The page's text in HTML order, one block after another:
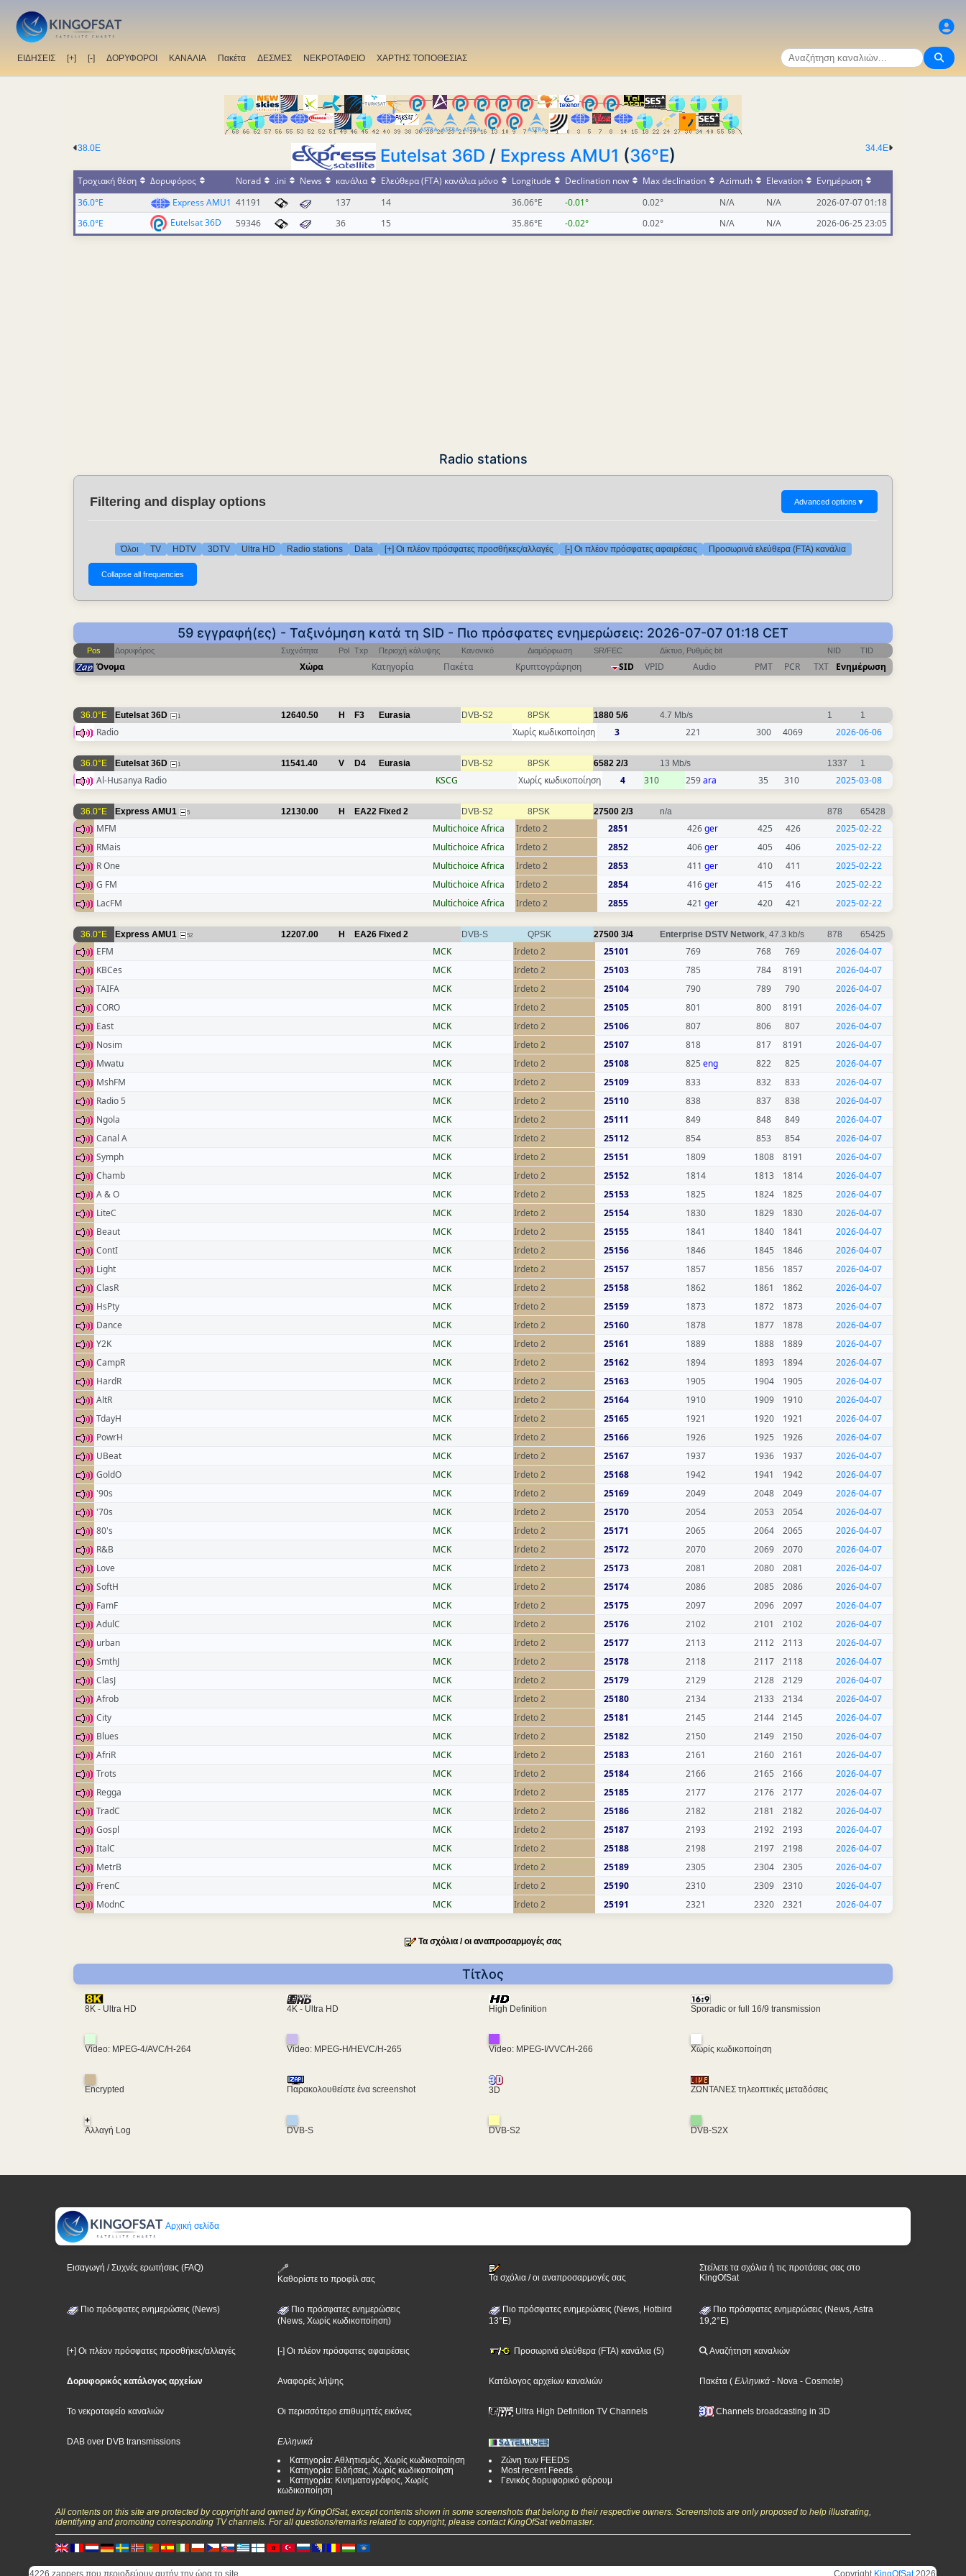
ΕΙΔΗΣΕΙΣ [+] [-] ΔΟΡΥΦΟΡΟΙ ΚΑΝΑΛΙΑ Πακέτα ΔΕΣΜΕΣ ΝΕΚΡΟΤΑΦΕΙΟ ΧΑΡΤΗΣ ΤΟΠΟΘΕΣΙΑΣ
34.4E
38.0E Eutelsat 36D / Express AMU1 (36°E)
Τροχιακή θέση Δορυφόρος Norad .ini News κανάλια Ελεύθερα (FTA) κανάλια μόνο Longitude Declination now Max declination Azimuth Elevation
Ενημέρωση
36.0°E
Express AMU1 41191 137 14 36.06°E -0.01° 0.02° N/A N/A
2026-07-07 01:18
36.0°E
Eutelsat 36D 59346 36 15 35.86°E -0.02° 0.02° N/A N/A 2026-06-25 23:05
Radio stations
Filtering and display options Advanced options ▼
Όλοι TV HDTV 3DTV Ultra HD Radio stations Data [+] Οι πλέον πρόσφατες προσθήκες/αλλαγές [-] Οι πλέον πρόσφατες αφαιρέσεις Προσωρινά ελεύθερα (FTA) κανάλια
59 εγγραφή(ες) - Ταξινόμηση κατά τη SID - Πιο πρόσφατες ενημερώσεις: 2026-07-07 01:18 CET
Pos Δορυφόρος Συχνότητα Pol Txp Περιοχή κάλυψης Κανονικό Διαμόρφωση SR/FEC Δίκτυο, Ρυθμός bit NID TID
Όνομα Χώρα Κατηγορία Πακέτα Κρυπτογράφηση SID VPID Audio PMT PCR TXT Ενημέρωση
36.0°E Eutelsat 36D 1 12640.50 H F3 Eurasia DVB-S2 8PSK 1880 5/6 4.7 Mb/s 1 1
Radio Χωρίς κωδικοποίηση 3 221 300 4069 2026-06-06
36.0°E Eutelsat 36D 1 11541.40 V D4 Eurasia DVB-S2 8PSK 6582 2/3 13 Mb/s 1337 1
Al-Husanya Radio KSCG Χωρίς κωδικοποίηση 4 310 259ara 35 310 2025-03-08
36.0°E Express AMU1 5 12130.00 H EA22 Fixed 2 DVB-S2 8PSK 27500 2/3 n/a 878 65428
MFM Multichoice Africa Irdeto 2 2851 426ger 425 426
2025-02-22
RMais
Multichoice Africa Irdeto 2 2852 406ger 405 406
2025-02-22
R One
Multichoice Africa Irdeto 2 2853 411 ger 410 411
2025-02-22
G FM
Multichoice Africa Irdeto 2 2854 416ger 415 416
2025-02-22
LacFM
Multichoice Africa Irdeto 2 2855 421 ger 420 421 2025-02-22
36.0°E Express AMU1 52 12207.00 H EA26 Fixed 2 DVB-S QPSK 27500 3/4 Enterprise DSTV Network, 47.3 kb/s 878 65425
EFM MCK Irdeto 2 25101 769 768 769
2026-04-07
KBCes
MCK Irdeto 2 25103 785 784 8191
2026-04-07
TAIFA
MCK Irdeto 2 25104 790 789 790
2026-04-07
CORO
MCK Irdeto 2 25105 801 800 8191
2026-04-07
East
MCK Irdeto 2 25106 807 806 807
2026-04-07
Nosim
MCK Irdeto 2 25107 818 817 8191
2026-04-07
Mwatu
MCK Irdeto 2 25108 825 eng 822 825
2026-04-07
MshFM
MCK Irdeto 2 25109 833 832 833
2026-04-07
Radio 5
MCK Irdeto 2 25110 838 837 838
2026-04-07
Ngola
MCK Irdeto 2 25111 849 848 849
2026-04-07
Canal A
MCK Irdeto 2 25112 854 853 854
2026-04-07
Symph
MCK Irdeto 2 25151 1809 1808 8191
2026-04-07
Chamb
MCK Irdeto 2 25152 1814 1813 1814
2026-04-07
A & O
MCK Irdeto 2 25153 1825 1824 1825
2026-04-07
LiteC
MCK Irdeto 2 25154 1830 1829 1830
2026-04-07
Beaut
MCK Irdeto 2 25155 1841 1840 1841
2026-04-07
ContI
MCK Irdeto 2 25156 1846 1845 1846
2026-04-07
Light
MCK Irdeto 2 25157 1857 1856 1857
2026-04-07
ClasR
MCK Irdeto 2 25158 1862 1861 1862
2026-04-07
HsPty
MCK Irdeto 2 25159 1873 1872 1873
2026-04-07
Dance
MCK Irdeto 2 25160 1878 1877 1878
2026-04-07
Y2K
MCK Irdeto 2 25161 1889 1888 1889
2026-04-07
CampR
MCK Irdeto 2 25162 1894 1893 1894
2026-04-07
HardR
MCK Irdeto 2 25163 1905 1904 1905
2026-04-07
AltR
MCK Irdeto 2 25164 1910 1909 1910
2026-04-07
TdayH
MCK Irdeto 2 25165 1921 1920 1921
2026-04-07
PowrH
MCK Irdeto 2 25166 1926 1925 1926
2026-04-07
UBeat
MCK Irdeto 2 25167 1937 1936 1937
2026-04-07
GoldO
MCK Irdeto 2 25168 1942 1941 1942
2026-04-07
'90s
MCK Irdeto 2 25169 2049 2048 2049
2026-04-07
'70s
MCK Irdeto 2 25170 2054 2053 2054
2026-04-07
80's
MCK Irdeto 2 25171 2065 2064 2065
2026-04-07
R&B
MCK Irdeto 2 25172 2070 2069 2070
2026-04-07
Love
MCK Irdeto 2 25173 2081 2080 2081
2026-04-07
SoftH
MCK Irdeto 2 25174 2086 2085 2086
2026-04-07
FamF
MCK Irdeto 2 25175 2097 2096 2097
2026-04-07
AdulC
MCK Irdeto 2 25176 2102 2101 2102
2026-04-07
urban
MCK Irdeto 2 25177 2113 2112 2113
2026-04-07
SmthJ
MCK Irdeto 2 25178 2118 2117 2118
2026-04-07
ClasJ
MCK Irdeto 2 25179 2129 2128 2129
2026-04-07
Afrob
MCK Irdeto 2 25180 2134 2133 2134
2026-04-07
City
MCK Irdeto 2 25181 2145 2144 2145
2026-04-07
Blues
MCK Irdeto 2 25182 2150 2149 2150
2026-04-07
AfriR
MCK Irdeto 2 25183 2161 2160 2161
2026-04-07
Trots
MCK Irdeto 2 25184 2166 2165 2166
2026-04-07
Regga
MCK Irdeto 2 25185 2177 2176 2177
2026-04-07
TradC
MCK Irdeto 2 25186 2182 2181 2182
2026-04-07
Gospl
MCK Irdeto 2 25187 2193 2192 2193
2026-04-07
ItalC
MCK Irdeto 2 25188 2198 2197 2198
2026-04-07
MetrB
MCK Irdeto 2 25189 2305 2304 2305
2026-04-07
FrenC
MCK Irdeto 2 25190 2310 2309 2310
2026-04-07
ModnC
MCK Irdeto 2 25191 2321 2320 2321 2026-04-07
Τα σχόλια / οι αναπροσαρμογές σας
Τίτλος
8K - Ultra HD 4K - Ultra HD High Definition Sporadic or full 16/9 transmission
Video: MPEG-4/AVC/H-264 Video: MPEG-H/HEVC/H-265 Video: MPEG-I/VVC/H-266 Χωρίς κωδικοποίηση
Encrypted Παρακολουθείστε ένα screenshot 3D ΖΩΝΤΑΝΕΣ τηλεοπτικές μεταδόσεις
+
Αλλαγή Log
DVB-S DVB-S2 DVB-S2X
Αρχική σελίδα
Εισαγωγή / Συχνές ερωτήσεις (FAQ)
Καθορίστε το προφίλ σας
Τα σχόλια / οι αναπροσαρμογές σας
Στείλετε τα σχόλια ή τις προτάσεις σας στο
KingOfSat
Πιο πρόσφατες ενημερώσεις (News)
Πιο πρόσφατες ενημερώσεις
(News, Χωρίς κωδικοποίηση)
Πιο πρόσφατες ενημερώσεις (News, Hotbird
13°E)
Πιο πρόσφατες ενημερώσεις (News, Astra
19,2°E)
[+] Οι πλέον πρόσφατες προσθήκες/αλλαγές [-] Οι πλέον πρόσφατες αφαιρέσεις Προσωρινά ελεύθερα (FTA) κανάλια (5) Αναζήτηση καναλιών
Δορυφορικός κατάλογος αρχείων Αναφορές λήψης Κατάλογος αρχείων καναλιών Πακέτα ( Ελληνικά - Nova - Cosmote)
Το νεκροταφείο καναλιών Οι περισσότερο επιθυμητές εικόνες Ultra High Definition TV Channels Channels broadcasting in 3D
DAB over DVB transmissions
Ελληνικά
Κατηγορία: Αθλητισμός, Χωρίς κωδικοποίηση
Κατηγορία: Ειδήσεις, Χωρίς κωδικοποίηση
Κατηγορία: Κινηματογράφος, Χωρίς
κωδικοποίηση
Ζώνη των FEEDS
Most recent Feeds
Γενικός δορυφορικό φόρουμ
All contents on this site are protected by copyright and owned by KingOfSat, except contents shown in some screenshots that belong to their respective owners. Screenshots are only proposed to help illustrating,
identifying and promoting corresponding TV channels. For all questions/remarks related to copyright, please contact KingOfSat webmaster.